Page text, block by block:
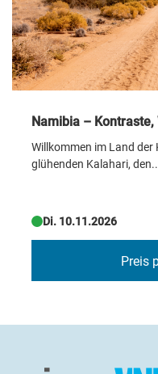
©
Namibia –
Willkommen im Land
glühenden Kalahari,
Di. 10.11.2026
Preis